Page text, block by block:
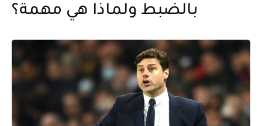
بالضبط ولماذا هي مهمة؟